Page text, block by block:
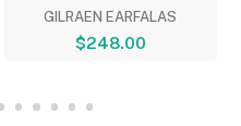
GILRAEN EARFALAS
$248.00